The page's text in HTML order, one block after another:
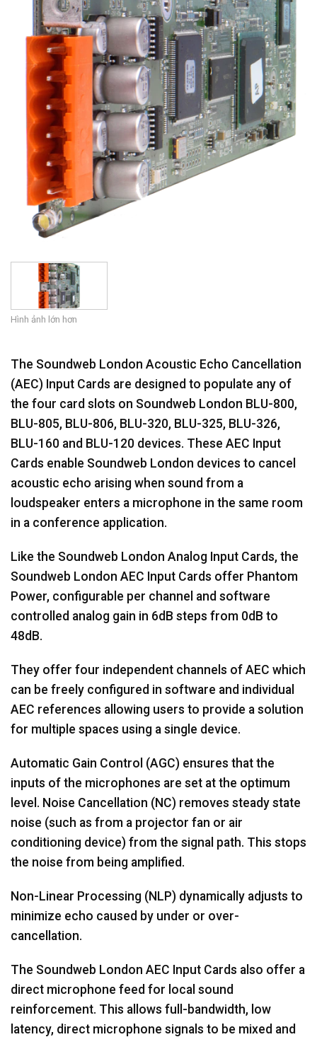
Hình ảnh lớn hơn
The Soundweb London Acoustic Echo Cancellation
(AEC) Input Cards are designed to populate any of
the four card slots on Soundweb London BLU-800,
BLU-805, BLU-806, BLU-320, BLU-325, BLU-326,
BLU-160 and BLU-120 devices. These AEC Input
Cards enable Soundweb London devices to cancel
acoustic echo arising when sound from a
loudspeaker enters a microphone in the same room
in a conference application.
Like the Soundweb London Analog Input Cards, the
Soundweb London AEC Input Cards offer Phantom
Power, configurable per channel and software
controlled analog gain in 6dB steps from 0dB to
48dB.
They offer four independent channels of AEC which
can be freely configured in software and individual
AEC references allowing users to provide a solution
for multiple spaces using a single device.
Automatic Gain Control (AGC) ensures that the
inputs of the microphones are set at the optimum
level. Noise Cancellation (NC) removes steady state
noise (such as from a projector fan or air
conditioning device) from the signal path. This stops
the noise from being amplified.
Non-Linear Processing (NLP) dynamically adjusts to
minimize echo caused by under or over-
cancellation.
The Soundweb London AEC Input Cards also offer a
direct microphone feed for local sound
reinforcement. This allows full-bandwidth, low
latency, direct microphone signals to be mixed and